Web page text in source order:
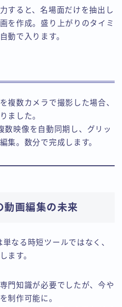
すると、名場面だけを抽出し
を作成。盛り上がりのタイミ
動で入ります。
複数カメラで撮影した場合、
ました。
数映像を自動同期し、グリッ
集。数分で完成します。
動画編集の未来
なる時短ツールではなく、
ます。
門知識が必要でしたが、今や
制作可能に。